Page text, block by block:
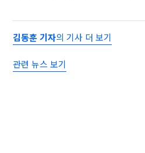
김동훈 기자의 기사 더 보기
관련 뉴스 보기